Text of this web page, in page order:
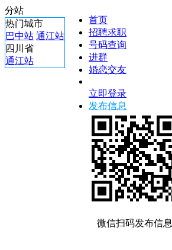
分站
热门城市
巴中站 通江站
四川省
通江站
首页
招聘求职
号码查询
进群
婚恋交友
立即登录
发布信息
微信扫码发布信息